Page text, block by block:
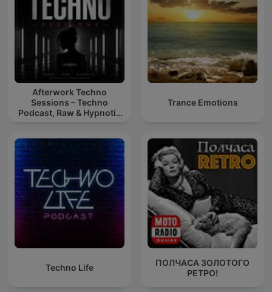
Afterwork Techno
Sessions – Techno
Podcast, Raw & Hypnotic
Trance Emotions
Techno Life
ПОЛЧАСА ЗОЛОТОГО
РЕТРО!